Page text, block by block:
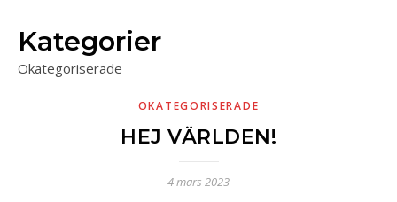
Kategorier
Okategoriserade
OKATEGORISERADE
HEJ VÄRLDEN!
4 mars 2023